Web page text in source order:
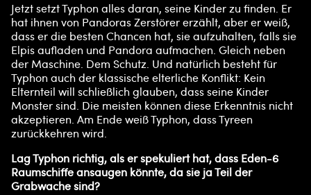
Jetzt setzt Typhon alles daran, seine Kinder zu finden. Er
hat ihnen von Pandoras Zerstörer erzählt, aber er weiß,
dass er die besten Chancen hat, sie aufzuhalten, falls sie
Elpis aufladen und Pandora aufmachen. Gleich neben
der Maschine. Dem Schutz. Und natürlich besteht für
Typhon auch der klassische elterliche Konflikt: Kein
Elternteil will schließlich glauben, dass seine Kinder
Monster sind. Die meisten können diese Erkenntnis nicht
akzeptieren. Am Ende weiß Typhon, dass Tyreen
zurückkehren wird.
Lag Typhon richtig, als er spekuliert hat, dass Eden-6
Raumschiffe ansaugen könnte, da sie ja Teil der
Grabwache sind?